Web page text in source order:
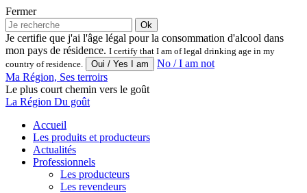
Fermer
Ok
Je certifie que j'ai l'âge légal pour la consommation d'alcool dans
mon pays de résidence. I certify that I am of legal drinking age in my
country of residence.
No / I am not
Ma Région, Ses terroirs
Le plus court chemin vers le goût
La Région Du goût
Accueil
Les produits et producteurs
Actualités
Professionnels
Les producteurs
Les revendeurs